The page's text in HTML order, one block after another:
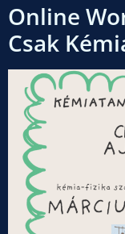
Online
Csak